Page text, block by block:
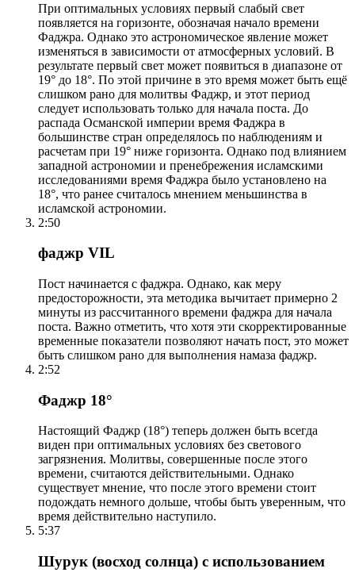
При оптимальных условиях первый слабый свет
появляется на горизонте, обозначая начало времени
Фаджра. Однако это астрономическое явление может
изменяться в зависимости от атмосферных условий. В
результате первый свет может появиться в диапазоне от
19° до 18°. По этой причине в это время может быть ещё
слишком рано для молитвы Фаджр, и этот период
следует использовать только для начала поста. До
распада Османской империи время Фаджра в
большинстве стран определялось по наблюдениям и
расчетам при 19° ниже горизонта. Однако под влиянием
западной астрономии и пренебрежения исламскими
исследованиями время Фаджра было установлено на
18°, что ранее считалось мнением меньшинства в
исламской астрономии.
2:50
фаджр VIL
Пост начинается с фаджра. Однако, как меру
предосторожности, эта методика вычитает примерно 2
минуты из рассчитанного времени фаджра для начала
поста. Важно отметить, что хотя эти скорректированные
временные показатели позволяют начать пост, это может
быть слишком рано для выполнения намаза фаджр.
2:52
Фаджр 18°
Настоящий Фаджр (18°) теперь должен быть всегда
виден при оптимальных условиях без светового
загрязнения. Молитвы, совершенные после этого
времени, считаются действительными. Однако
существует мнение, что после этого времени стоит
подождать немного дольше, чтобы быть уверенным, что
время действительно наступило.
5:37
Шурук (восход солнца) с использованием